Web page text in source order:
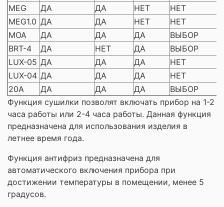
MEG
ДА ДА НЕТ НЕТ
MEG1.0 ДА ДА НЕТ НЕТ
MOA
ДА ДА ДА ВЫБОР
BRT-4
ДА НЕТ ДА ВЫБОР
LUX-05 ДА ДА ДА НЕТ
LUX-04 ДА ДА ДА НЕТ
20A
ДА ДА ДА ВЫБОР
Функция сушилки позволят включать прибор на 1-2
часа работы или 2-4 часа работы. Данная функция
предназначена для использования изделия в
летнее время года.
Функция антифриз предназначена для
автоматического включения прибора при
достижении температуры в помещении, менее 5
градусов.